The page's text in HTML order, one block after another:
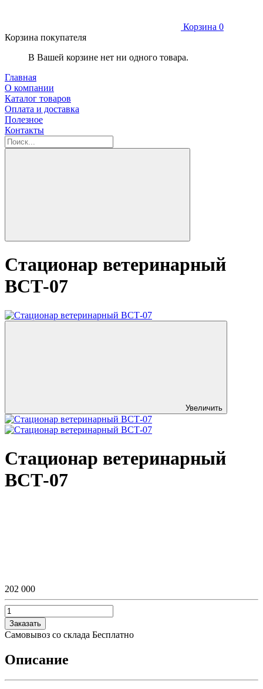
Корзина 0
Корзина покупателя
В Вашей корзине нет ни одного товара.
Главная
О компании
Каталог товаров
Оплата и доставка
Полезное
Контакты
Стационар ветеринарный
ВСТ-07
Увеличить
Стационар ветеринарный
ВСТ-07
202 000
Заказать
Самовывоз со склада Бесплатно
Описание